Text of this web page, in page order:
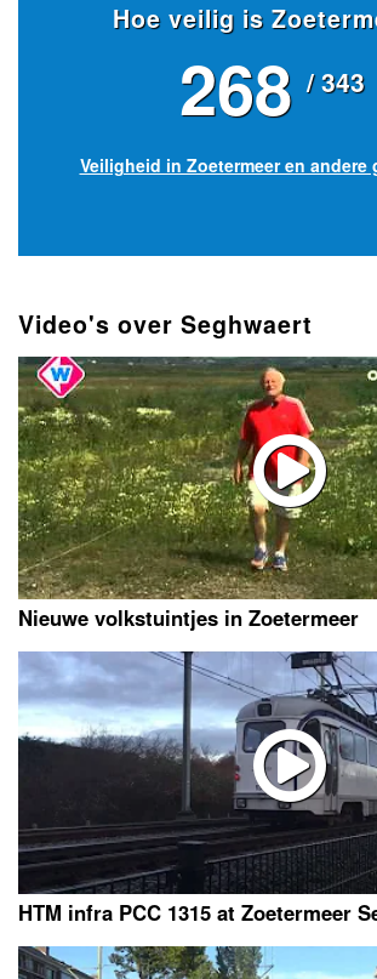
Hoe veilig is
268 / 343
Veiligheid in Zoetermeer en andere
Video's over Seghwaert
Nieuwe volkstuintjes in Zoetermeer
HTM infra PCC 1315 at Zoetermeer